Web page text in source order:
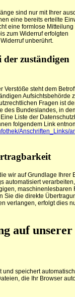
sind nur mit Ihrer
eine bereits erteilte
eine formlose
zum Widerruf erfolgten
unberührt.
der zuständigen
Verstöße steht dem
Aufsichtsbehörde
Fragen ist
des Bundeslandes, in
Liste der
folgendem Link
Anschriften_Links/
wir auf Grundlage Ihrer
automatisiert
maschinenlesbaren
Sie die direkte
verlangen, erfolgt dies
auf
und speichert
die Ihr Browser